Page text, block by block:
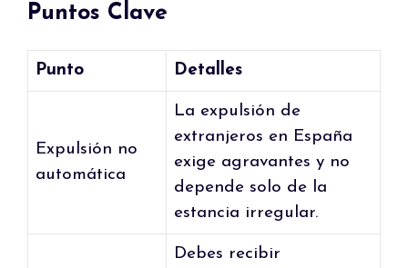
Puntos Clave
Punto Detalles
Expulsión no
automática
La expulsión de
extranjeros en España
exige agravantes y no
depende solo de la
estancia irregular.
Debes recibir